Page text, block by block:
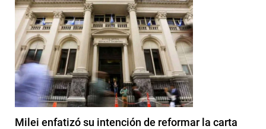
Milei enfatizó su intención de reformar la carta